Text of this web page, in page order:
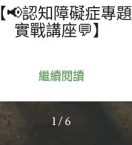
【📢認知障礙症專題
實戰講座💬】
繼續閱讀
1 / 6